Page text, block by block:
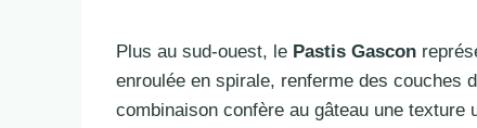
Plus au sud-ouest, le Pastis Gascon
enroulée en spirale, renferme des couches
combinaison confère au gâteau une